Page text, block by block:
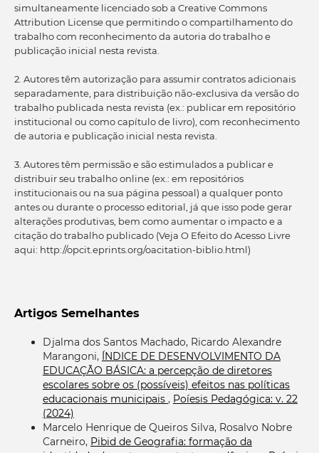
simultaneamente licenciado sob a Creative Commons
Attribution License que permitindo o compartilhamento do
trabalho com reconhecimento da autoria do trabalho e
publicação inicial nesta revista.
2. Autores têm autorização para assumir contratos adicionais
separadamente, para distribuição não-exclusiva da versão do
trabalho publicada nesta revista (ex.: publicar em repositório
institucional ou como capítulo de livro), com reconhecimento
de autoria e publicação inicial nesta revista.
3. Autores têm permissão e são estimulados a publicar e
distribuir seu trabalho online (ex.: em repositórios
institucionais ou na sua página pessoal) a qualquer ponto
antes ou durante o processo editorial, já que isso pode gerar
alterações produtivas, bem como aumentar o impacto e a
citação do trabalho publicado (Veja O Efeito do Acesso Livre
aqui: http://opcit.eprints.org/oacitation-biblio.html)
Artigos Semelhantes
Djalma dos Santos Machado, Ricardo Alexandre
Marangoni, ÍNDICE DE DESENVOLVIMENTO DA
EDUCAÇÃO BÁSICA: a percepção de diretores
escolares sobre os (possíveis) efeitos nas políticas
educacionais municipais , Poíesis Pedagógica: v. 22
(2024)
Marcelo Henrique de Queiros Silva, Rosalvo Nobre
Carneiro, Pibid de Geografia: formação da